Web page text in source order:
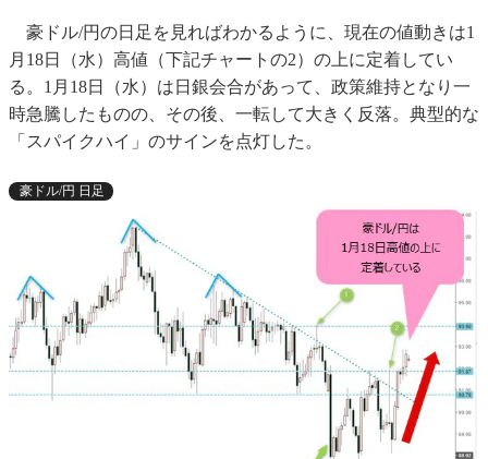
豪ドル/円の日足を見ればわかるように、現在の値動きは1
月18日（水）高値（下記チャートの2）の上に定着してい
る。1月18日（水）は日銀会合があって、政策維持となり一
時急騰したものの、その後、一転して大きく反落。典型的な
「スパイクハイ」のサインを点灯した。
豪ドル/円 日足